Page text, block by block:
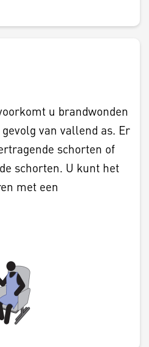
u brandwonden
van vallend as. Er
schorten of
schorten. U kunt het
met een